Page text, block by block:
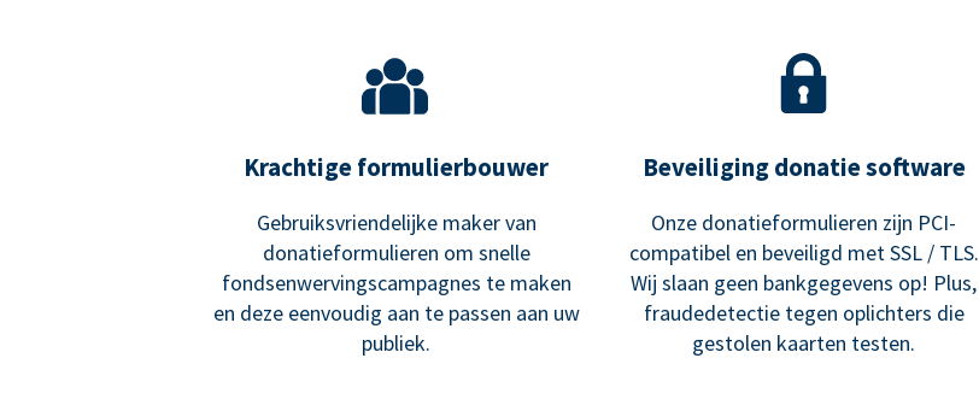
Krachtige formulierbouwer
Gebruiksvriendelijke maker van
donatieformulieren om snelle
fondsenwervingscampagnes te maken
en deze eenvoudig aan te passen aan uw
publiek.
Beveiliging donatie software
Onze donatieformulieren zijn PCI-
compatibel en beveiligd met SSL / TLS.
Wij slaan geen bankgegevens op! Plus,
fraudedetectie tegen oplichters die
gestolen kaarten testen.